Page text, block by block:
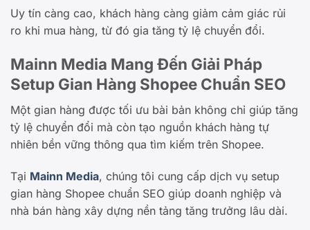
Uy tín càng cao, khách hàng càng giảm cảm giác rủi
ro khi mua hàng, từ đó gia tăng tỷ lệ chuyển đổi.
Mainn Media Mang Đến Giải Pháp
Setup Gian Hàng Shopee Chuẩn SEO
Một gian hàng được tối ưu bài bản không chỉ giúp tăng
tỷ lệ chuyển đổi mà còn tạo nguồn khách hàng tự
nhiên bền vững thông qua tìm kiếm trên Shopee.
Tại Mainn Media, chúng tôi cung cấp dịch vụ setup
gian hàng Shopee chuẩn SEO giúp doanh nghiệp và
nhà bán hàng xây dựng nền tảng tăng trưởng lâu dài.